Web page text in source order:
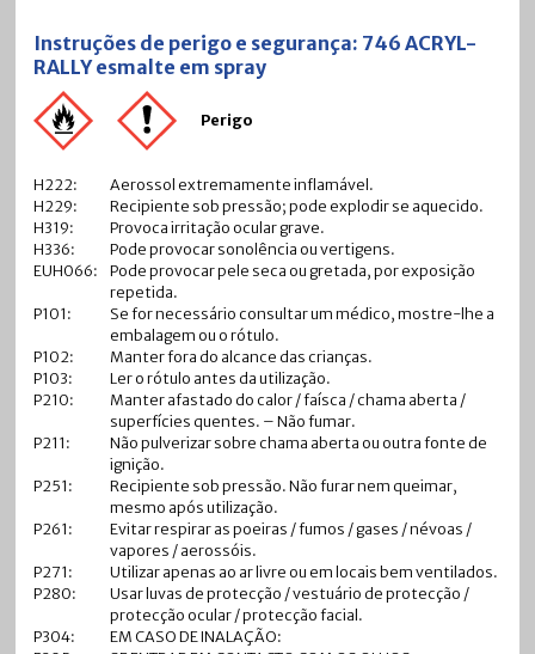
Instruções de perigo e segurança: 746 ACRYL-
RALLY esmalte em spray
Perigo
H222:
Aerossol extremamente inflamável.
H229:
Recipiente sob pressão; pode explodir se aquecido.
H319:
Provoca irritação ocular grave.
H336:
Pode provocar sonolência ou vertigens.
EUH066:
Pode provocar pele seca ou gretada, por exposição
repetida.
P101:
Se for necessário consultar um médico, mostre-lhe a
embalagem ou o rótulo.
P102:
Manter fora do alcance das crianças.
P103:
Ler o rótulo antes da utilização.
P210:
Manter afastado do calor / faísca / chama aberta /
superfícies quentes. – Não fumar.
P211:
Não pulverizar sobre chama aberta ou outra fonte de
ignição.
P251:
Recipiente sob pressão. Não furar nem queimar,
mesmo após utilização.
P261:
Evitar respirar as poeiras / fumos / gases / névoas /
vapores / aerossóis.
P271:
Utilizar apenas ao ar livre ou em locais bem ventilados.
P280:
Usar luvas de protecção / vestuário de protecção /
protecção ocular / protecção facial.
P304:
EM CASO DE INALAÇÃO: